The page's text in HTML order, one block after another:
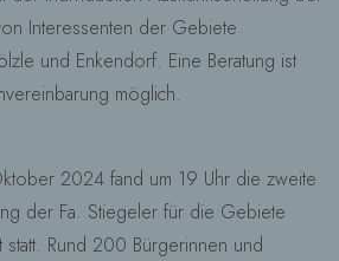
Interessenten der Gebiete
und Enkendorf. Eine Beratung ist
möglich.
2024 fand um 19 Uhr die zweite
der Fa. Stiegeler für die Gebiete
statt. Rund 200 Bürgerinnen und